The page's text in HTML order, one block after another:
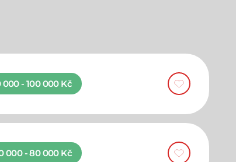
000 - 100 000 Kč
000 - 80 000 Kč